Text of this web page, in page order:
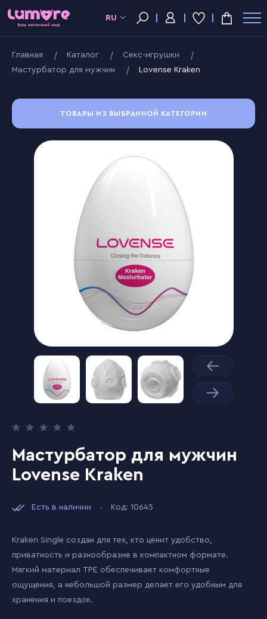
RU
Главная Kаталог
Секс-игрушки
Мастурбатор для мужчин
Lovense Kraken
ТОВАРЫ ИЗ ВЫБРАННОЙ КАТЕГОРИИ
Мастурбатор для мужчин
Lovense Kraken
Есть в наличии Код: 10645
Kraken Single создан для тех, кто ценит удобство,
приватность и разнообразие в компактном формате.
Мягкий материал TPE обеспечивает комфортные
ощущения, а небольшой размер делает его удобным для
хранения и поездок.